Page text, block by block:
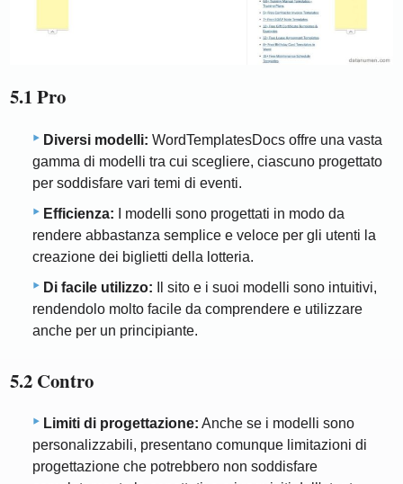
5.1 Pro
Diversi modelli: WordTemplatesDocs offre una vasta
gamma di modelli tra cui scegliere, ciascuno progettato
per soddisfare vari temi di eventi.
Efficienza:
I modelli sono progettati in modo da
rendere abbastanza semplice e veloce per gli utenti la
creazione dei biglietti della lotteria.
Di facile utilizzo: Il sito e i suoi modelli sono intuitivi,
rendendolo molto facile da comprendere e utilizzare
anche per un principiante.
5.2 Contro
Limiti di progettazione: Anche se i modelli sono
personalizzabili, presentano comunque limitazioni di
progettazione che potrebbero non soddisfare